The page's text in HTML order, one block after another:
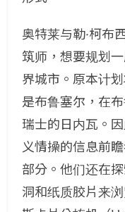
奥特莱与勒·柯布
筑师，想要规划
界城市。原本计
是布鲁塞尔，在
瑞士的日内瓦。
义情操的信息前
部分。他们还在
洞和纸质胶片来